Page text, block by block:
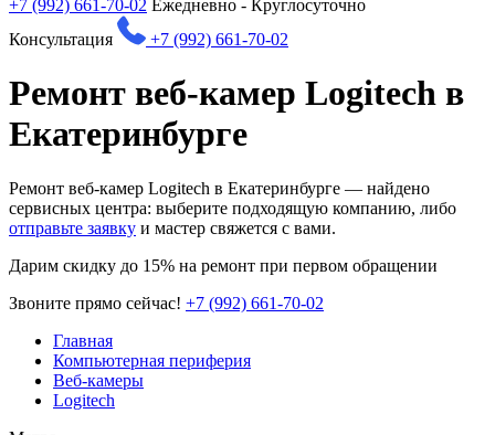
+7 (992) 661-70-02 Ежедневно - Круглосуточно
Консультация
+7 (992) 661-70-02
Ремонт веб-камер Logitech в
Екатеринбурге
Ремонт веб-камер Logitech в Екатеринбурге — найдено
сервисных центра: выберите подходящую компанию, либо
отправьте заявку и мастер свяжется с вами.
Дарим скидку до 15% на ремонт при первом обращении
Звоните прямо сейчас! +7 (992) 661-70-02
Главная
Компьютерная периферия
Веб-камеры
Logitech